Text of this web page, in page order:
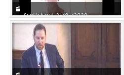
SEDUTA DEL 25/05/2020